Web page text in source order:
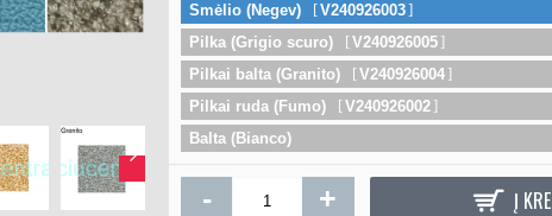
MOTIP
7.50€
Smėlio (Negev)
V240926003
Pilka (Grigio scuro)
V240926005
Pilkai balta (Granito)
V240926004
Pilkai ruda (Fumo)
V240926002
Balta (Bianco)
- + Į